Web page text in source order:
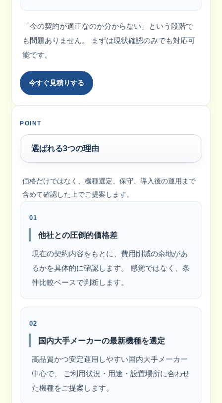
「今の契約が適正なのか分からない」という段階で
も問題ありません。 まずは現状確認のみでも対応可
能です。
今すぐ見積りする
POINT
選ばれる3つの理由
価格だけではなく、機種選定、保守、導入後の運用まで
含めて確認した上でご提案します。
01
他社との圧倒的価格差
現在の契約内容をもとに、費用削減の余地があ
るかを具体的に確認します。 感覚ではなく、条
件比較ベースで判断します。
02
国内大手メーカーの最新機種を選定
高品質かつ安定運用しやすい国内大手メーカー
中心で、 ご利用状況・用途・設置場所に合わせ
た機種をご提案します。